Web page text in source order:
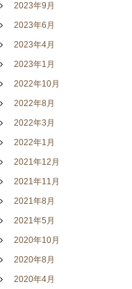
2023年9月
2023年6月
2023年4月
2023年1月
2022年10月
2022年8月
2022年3月
2022年1月
2021年12月
2021年11月
2021年8月
2021年5月
2020年10月
2020年8月
2020年4月